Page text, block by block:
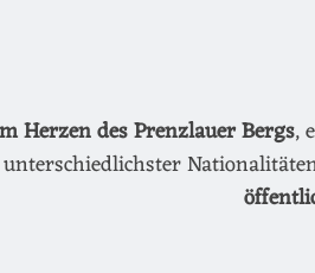
Herzen des Prenzlauer Bergs,